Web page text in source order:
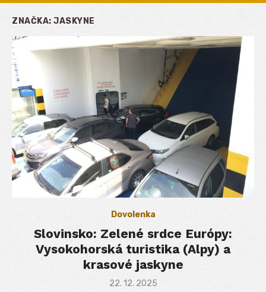
ZNAČKA: JASKYNE
Dovolenka
Slovinsko: Zelené srdce Európy:
Vysokohorská turistika (Alpy) a
krasové jaskyne
Posted
22. 12. 2025